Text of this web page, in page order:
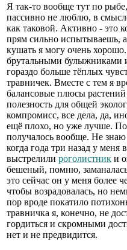
Я так-то вообще тут по
пассивно не люблю, в
как таковой. Активно - это
прям сильно испытываешь,
кушать я могу очень
брутальными булыжниками
гораздо больше тёплых
травничек. Вместе с тем я
балансовые плюсы
полезность для общей
компромисс, все дела, да,
ещё плохо, но уже лучше.
получалось вообще. Не
когда года три назад у
выстрелили роголистник и
бешеный, помню,
это сейчас он у меня более
чтобы возрадовалась, но
пор вроде покатило
травничка я, конечно, не
гордиться и скромными
нет и не предвидится.